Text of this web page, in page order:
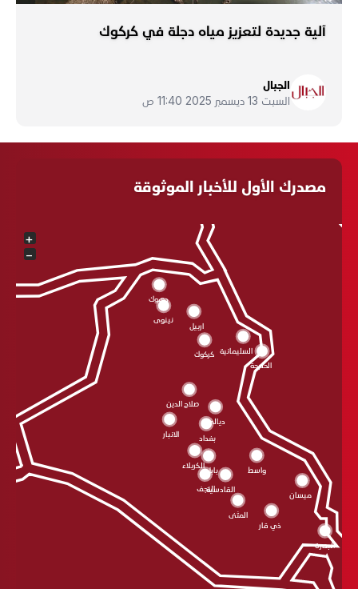
آلية جديدة لتعزيز مياه دجلة في كركوك
الجبال
السبت 13 ديسمبر 2025 11:40 ص
مصدرك الأول للأخبار الموثوقة
بابل
الحلبجة
السليمانية كركوك
اربيل
دهوك
نينوى
الانبار
النجف
الکربلاء
بغداد
القادسية
المثنى
ذي قار
البصرة
ميسان
واسط
ديالى
صلاح الدين
+
−